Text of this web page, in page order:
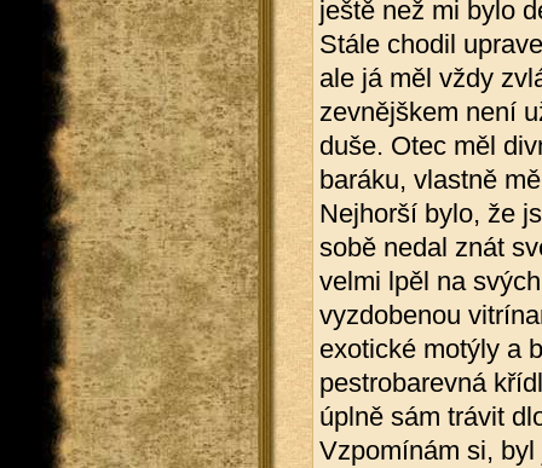
ještě než mi bylo
Stále chodil
ale já měl vždy
zevnějškem není
duše. Otec měl
baráku, vlastně
Nejhorší bylo, že
sobě nedal znát
velmi lpěl na
vyzdobenou
exotické motýly a
pestrobarevná
úplně sám trávit
Vzpomínám si,